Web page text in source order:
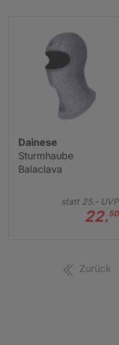
Dainese
Sturmhaube
Balaclava
statt 25.-UVP
22.50
Zurück